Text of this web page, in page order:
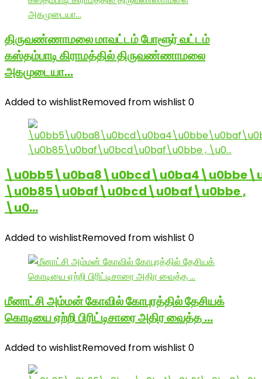
திருவண்ணாமலை மாவட்டம் போளூர் வட்டம்
கஸ்தம்பாடி கிராமத்தில் திருவண்ணாமலை
அகமுடையா…
Added to wishlistRemoved from wishlist 0
\u0b85\u0baf\u0bcd\u0baf\u0bbe ,
\u0…
Added to wishlistRemoved from wishlist 0
மீனாட்சி அம்மன் கோவில் கோபுரத்தில் தேசியக்
கொடியை ஏற்றி பிரிட்டிசாரை அதிர வைத்த …
Added to wishlistRemoved from wishlist 0